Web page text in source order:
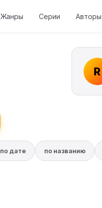
Жанры Серии Авторы
R
по дате по названию